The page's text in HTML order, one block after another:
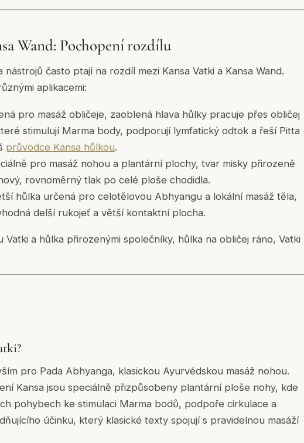
Wand: Pochopení rozdílu
často ptají na rozdíl mezi Kansa Vatki a Kansa Wand.
aplikacemi:
pro masáž obličeje, zaoblená hlava hůlky pracuje přes obličej
stimulují Marma body, podporují lymfatický odtok a řeší Pitta
průvodce Kansa hůlkou.
pro masáž nohou a plantární plochy, tvar misky přirozeně
rovnoměrný tlak po celé ploše chodidla.
hůlka určená pro celotělovou Abhyangu a lokální masáž těla,
delší rukojeť a větší kontaktní plocha.
Vatki a hůlka přirozenými společníky, hůlka na obličej ráno, Vatki
pro Pada Abhyanga, klasickou Ayurvédskou masáž nohou.
Kansa jsou speciálně přizpůsobeny plantární ploše nohy, kde
pohybech ke stimulaci Marma bodů, podpoře cirkulace a
účinku, který klasické texty spojují s pravidelnou masáží